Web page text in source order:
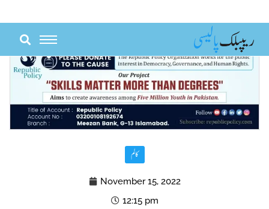
content
کالم
November 15, 2022
12:15 pm